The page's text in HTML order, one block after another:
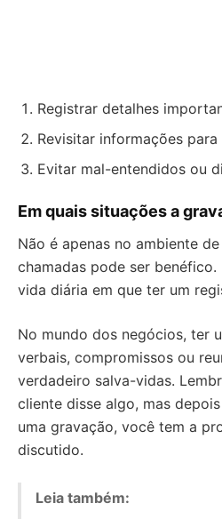
Registrar detalhes
Revisitar informações
Evitar mal-entendidos ou
Em quais situações a
Não é apenas no ambiente
chamadas pode ser
vida diária em que ter um
No mundo dos negócios, ter
verbais, compromissos ou
verdadeiro salva-vidas.
cliente disse algo, mas
uma gravação, você tem a
discutido.
Leia também: